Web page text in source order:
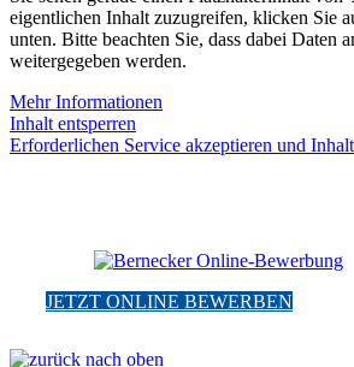
eigentlichen Inhalt zuzugreifen, klicken Sie
unten. Bitte beachten Sie, dass dabei Daten
weitergegeben werden.
Mehr Informationen
Inhalt entsperren
Erforderlichen Service akzeptieren und
JETZT ONLINE BEWERBEN